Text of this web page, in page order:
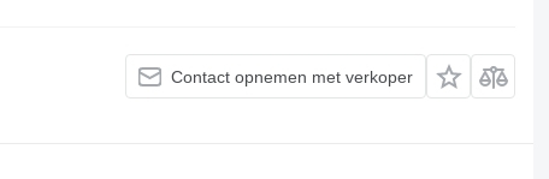
Contact opnemen met verkoper